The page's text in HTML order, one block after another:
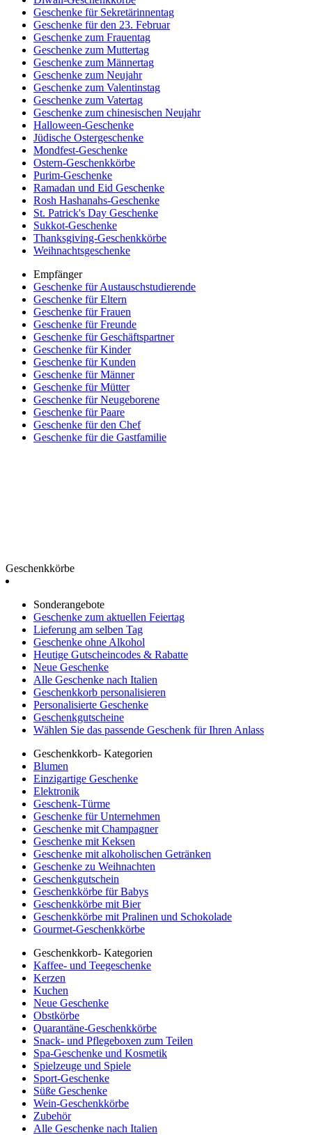
Geschenke für Sekretärinnentag
Geschenke für den 23. Februar
Geschenke zum Frauentag
Geschenke zum Muttertag
Geschenke zum Männertag
Geschenke zum Neujahr
Geschenke zum Valentinstag
Geschenke zum Vatertag
Geschenke zum chinesischen Neujahr
Halloween-Geschenke
Jüdische Ostergeschenke
Mondfest-Geschenke
Ostern-Geschenkkörbe
Purim-Geschenke
Ramadan und Eid Geschenke
Rosh Hashanahs-Geschenke
St. Patrick's Day Geschenke
Sukkot-Geschenke
Thanksgiving-Geschenkkörbe
Weihnachtsgeschenke
Empfänger
Geschenke für Austauschstudierende
Geschenke für Eltern
Geschenke für Frauen
Geschenke für Freunde
Geschenke für Geschäftspartner
Geschenke für Kinder
Geschenke für Kunden
Geschenke für Männer
Geschenke für Mütter
Geschenke für Neugeborene
Geschenke für Paare
Geschenke für den Chef
Geschenke für die Gastfamilie
Geschenkkörbe
Sonderangebote
Geschenke zum aktuellen Feiertag
Lieferung am selben Tag
Geschenke ohne Alkohol
Heutige Gutscheincodes & Rabatte
Neue Geschenke
Alle Geschenke nach Italien
Geschenkkorb personalisieren
Personalisierte Geschenke
Geschenkgutscheine
Wählen Sie das passende Geschenk für Ihren Anlass
Geschenkkorb- Kategorien
Blumen
Einzigartige Geschenke
Elektronik
Geschenk-Türme
Geschenke für Unternehmen
Geschenke mit Champagner
Geschenke mit Keksen
Geschenke mit alkoholischen Getränken
Geschenke zu Weihnachten
Geschenkgutschein
Geschenkkörbe für Babys
Geschenkkörbe mit Bier
Geschenkkörbe mit Pralinen und Schokolade
Gourmet-Geschenkkörbe
Geschenkkorb- Kategorien
Kaffee- und Teegeschenke
Kerzen
Kuchen
Neue Geschenke
Obstkörbe
Quarantäne-Geschenkkörbe
Snack- und Pflegeboxen zum Teilen
Spa-Geschenke und Kosmetik
Spielzeuge und Spiele
Sport-Geschenke
Süße Geschenke
Wein-Geschenkkörbe
Zubehör
Alle Geschenke nach Italien